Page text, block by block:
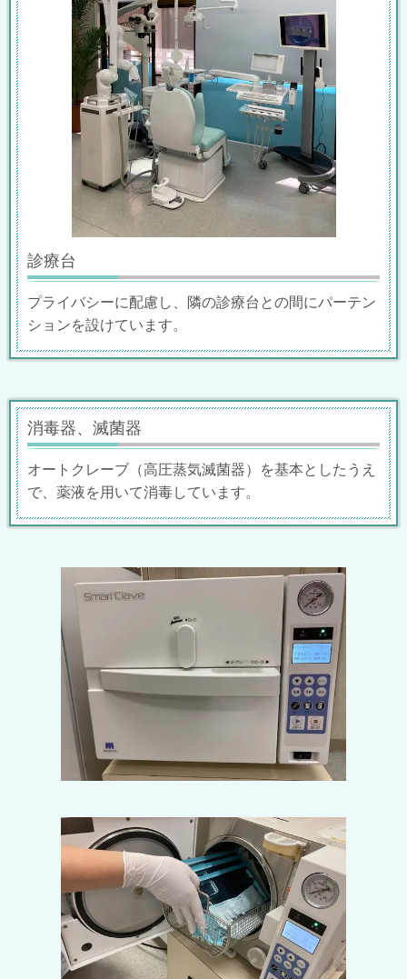
診療台
プライバシーに配慮し、隣の診療台との間にパーテン
ションを設けています。
消毒器、滅菌器
オートクレーブ（高圧蒸気滅菌器）を基本としたうえ
で、薬液を用いて消毒しています。